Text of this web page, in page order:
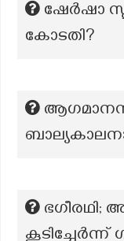
ഷേർഷാ
കോടതി?
ഭഗീരഥി;
കൂടിച്ചേർന്ന്